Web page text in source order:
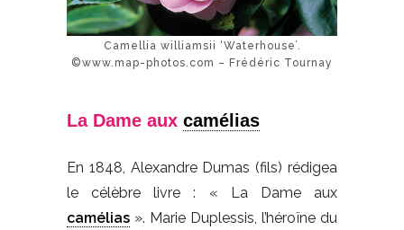
Camellia williamsii ‘Waterhouse’.
©www.map-photos.com – Frédéric Tournay
La Dame aux camélias
En 1848, Alexandre Dumas (fils) rédigea
le célèbre livre : « La Dame aux
camélias ». Marie Duplessis, l’héroïne du